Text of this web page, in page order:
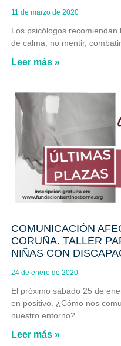
11 de marzo de 2020
Los psicólogos
de calma, no mentir,
Leer más »
COMUNICACIÓN
CORUÑA. TALLER
NIÑAS CON
24 de enero de 2020
El próximo sábado 25 de
en positivo. ¿Cómo nos
nuestro entorno?
Leer más »